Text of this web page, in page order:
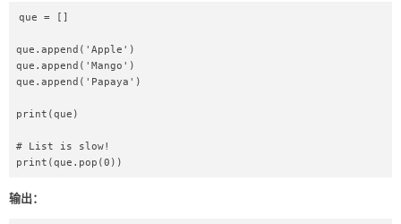
que = []
que.append('Apple')
que.append('Mango')
que.append('Papaya')
print(que)
# List is slow!
print(que.pop(0))
输出：